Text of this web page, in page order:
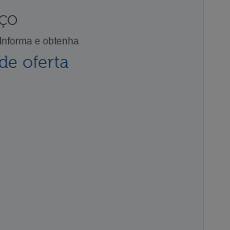
e obtenha
oferta